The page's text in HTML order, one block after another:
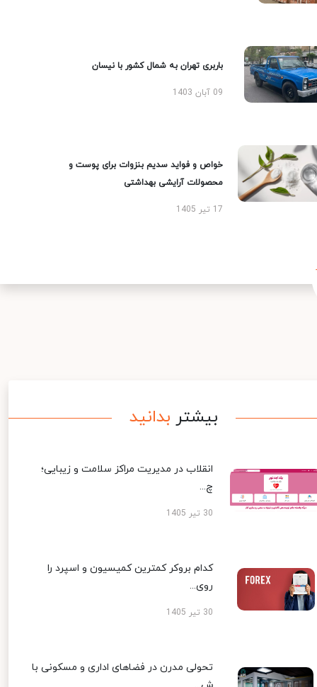
باربری تهران به شمال کشور با نیسان
09 آبان 1403
خواص و فواید سدیم بنزوات برای پوست و
محصولات آرایشی بهداشتی
17 تیر 1405
بیشتر بدانید
انقلاب در مدیریت مراکز سلامت و زیبایی؛
چ...
30 تیر 1405
کدام بروکر کمترین کمیسیون و اسپرد را
روی...
30 تیر 1405
تحولی مدرن در فضاهای اداری و مسکونی با